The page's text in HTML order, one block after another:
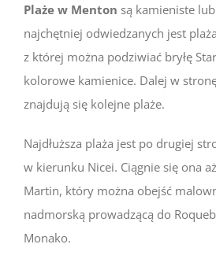
Plaże w Menton są kamieniste
najchętniej odwiedzanych jest
z której można podziwiać bryłę
kolorowe kamienice. Dalej w
znajdują się kolejne plaże.
Najdłuższa plaża jest po drugiej
w kierunku Nicei. Ciągnie się ona
Martin, który można obejść
nadmorską prowadzącą do
Monako.